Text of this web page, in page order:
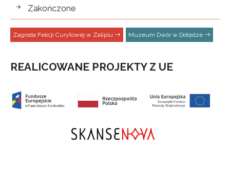
Zakończone
Zagroda Felicji Curyłowej w Zalipiu Muzeum Dwór w Dołędze
REALICOWANE PROJEKTY Z UE